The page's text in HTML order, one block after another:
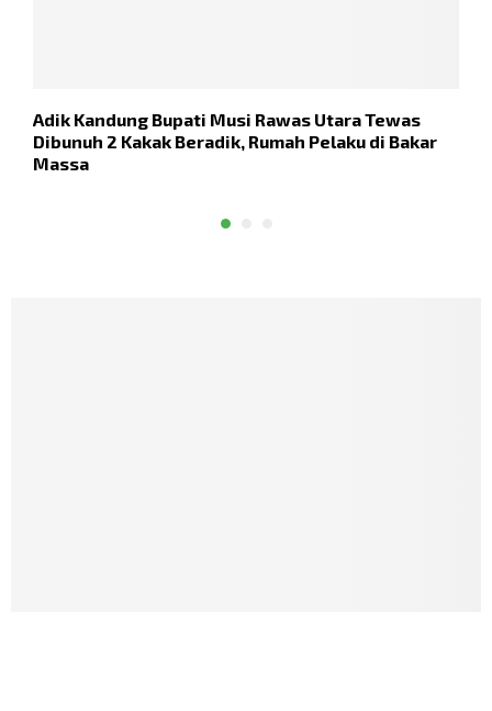
Adik Kandung Bupati Musi Rawas Utara Tewas
Dibunuh 2 Kakak Beradik, Rumah Pelaku di Bakar
Massa